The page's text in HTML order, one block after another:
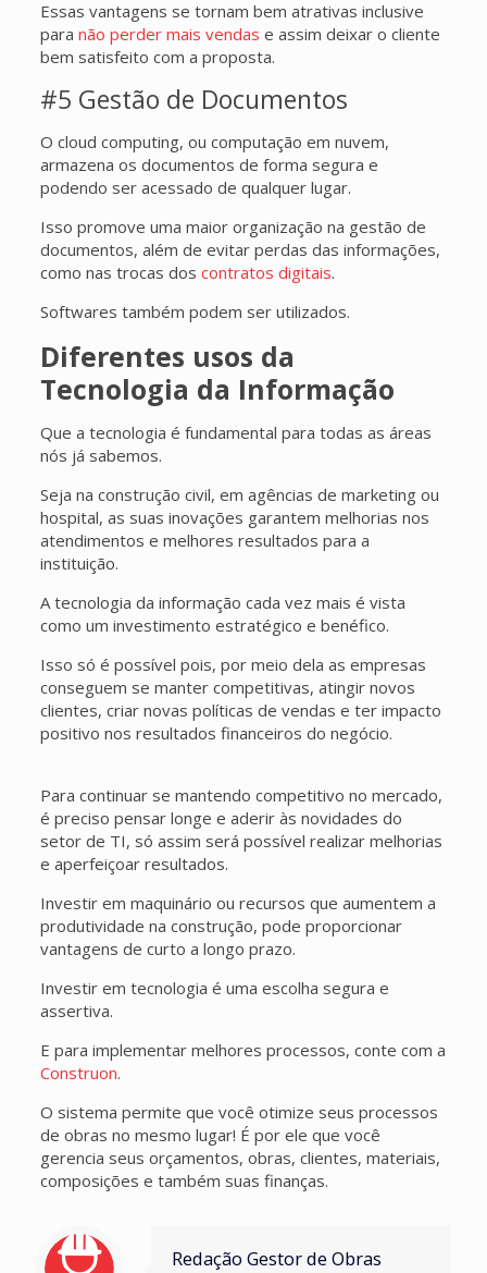
Essas vantagens se tornam bem atrativas inclusive
para não perder mais vendas e assim deixar o cliente
bem satisfeito com a proposta.
#5 Gestão de Documentos
O cloud computing, ou computação em nuvem,
armazena os documentos de forma segura e
podendo ser acessado de qualquer lugar.
Isso promove uma maior organização na gestão de
documentos, além de evitar perdas das informações,
como nas trocas dos contratos digitais.
Softwares também podem ser utilizados.
Diferentes usos da
Tecnologia da Informação
Que a tecnologia é fundamental para todas as áreas
nós já sabemos.
Seja na construção civil, em agências de marketing ou
hospital, as suas inovações garantem melhorias nos
atendimentos e melhores resultados para a
instituição.
A tecnologia da informação cada vez mais é vista
como um investimento estratégico e benéfico.
Isso só é possível pois, por meio dela as empresas
conseguem se manter competitivas, atingir novos
clientes, criar novas políticas de vendas e ter impacto
positivo nos resultados financeiros do negócio.
Para continuar se mantendo competitivo no mercado,
é preciso pensar longe e aderir às novidades do
setor de TI, só assim será possível realizar melhorias
e aperfeiçoar resultados.
Investir em maquinário ou recursos que aumentem a
produtividade na construção, pode proporcionar
vantagens de curto a longo prazo.
Investir em tecnologia é uma escolha segura e
assertiva.
E para implementar melhores processos, conte com a
Construon.
O sistema permite que você otimize seus processos
de obras no mesmo lugar! É por ele que você
gerencia seus orçamentos, obras, clientes, materiais,
composições e também suas finanças.
Redação Gestor de Obras